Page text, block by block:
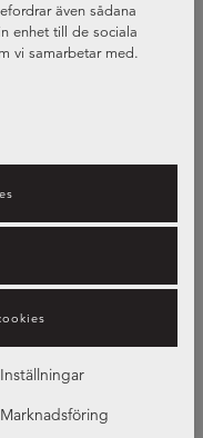
även sådana
enhet till de sociala
vi samarbetar med.
med annan information
Inställningar
Marknadsföring